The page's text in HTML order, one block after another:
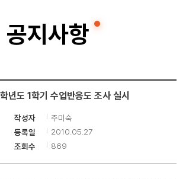
공지사항
년도 1학기 수업반응도 조사 실시
작성자
주미숙
등록일
2010.05.27
조회수
869